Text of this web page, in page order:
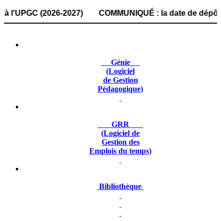
(2026-2027) COMMUNIQUÉ : la date de
Génie
(Logiciel
de Gestion
Pédagogique)
GRR
(Logiciel de
Gestion des
Emplois du temps)
Bibliothèque